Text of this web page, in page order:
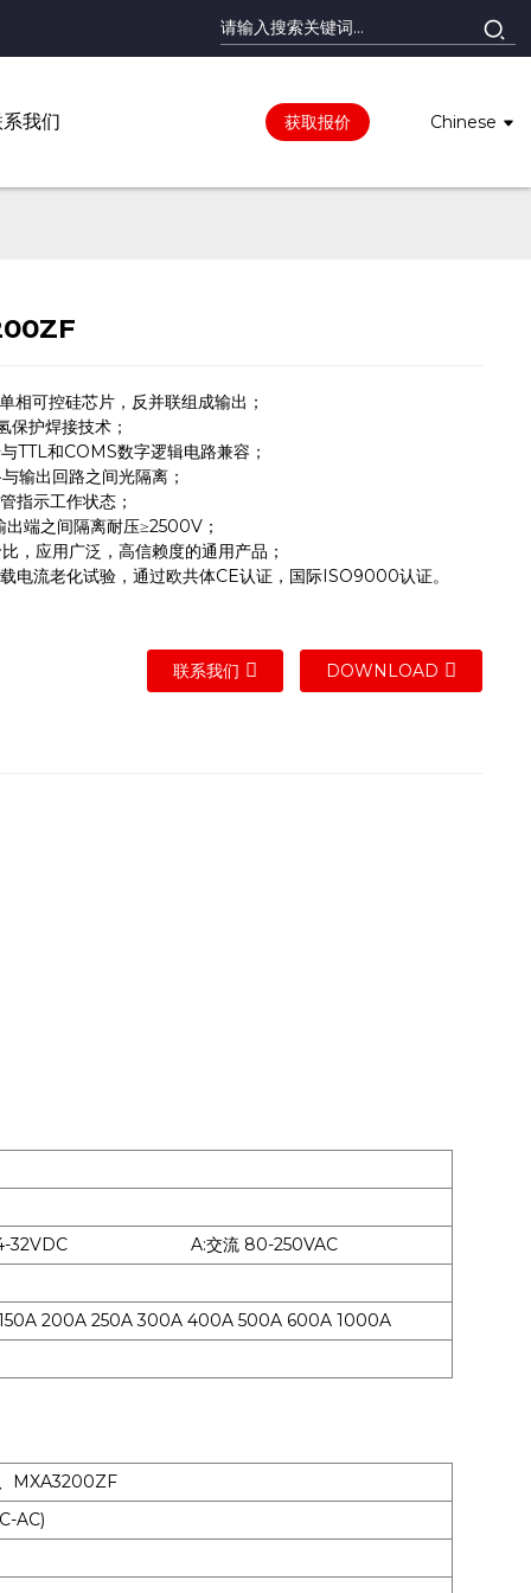
我们 获取报价 Chinese
相可控硅芯片，反并联组成输出；
保护焊接技术；
TTL和COMS数字逻辑电路兼容；
输出回路之间光隔离；
指示工作状态；
出端之间隔离耐压≥2500V；
，应用广泛，高信赖度的通用产品；
电流老化试验，通过欧共体CE认证，国际ISO9000认证。
联系我们 DOWNLOAD
32VDC A:交流 80-250VAC
200A 250A 300A 400A 500A 600A 1000A
MXA3200ZF
AC)